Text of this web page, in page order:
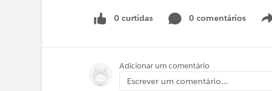
0 curtidas 0 comentários
Adicionar um comentário
Escrever um comentário...